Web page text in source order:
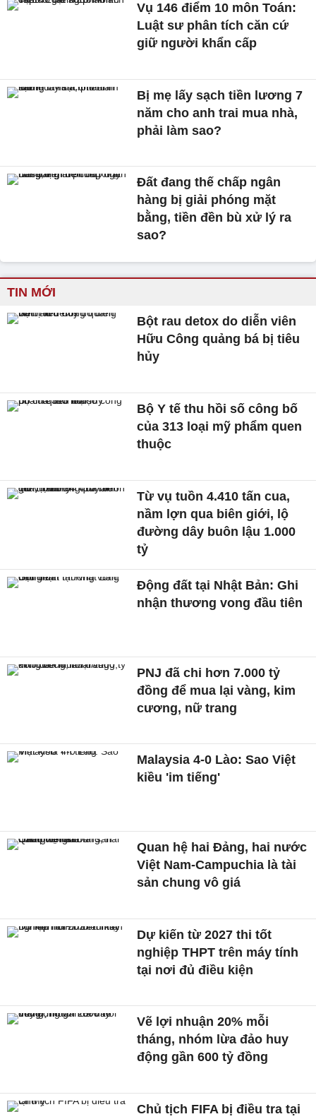
Vụ 146 điểm 10 môn Toán:
Luật sư phân tích căn cứ
giữ người khẩn cấp
Bị mẹ lấy sạch tiền lương 7
năm cho anh trai mua nhà,
phải làm sao?
Đất đang thế chấp ngân
hàng bị giải phóng mặt
bằng, tiền đền bù xử lý ra
sao?
TIN MỚI
Bột rau detox do diễn viên
Hữu Công quảng bá bị tiêu
hủy
Bộ Y tế thu hồi số công bố
của 313 loại mỹ phẩm quen
thuộc
Từ vụ tuồn 4.410 tấn cua,
nầm lợn qua biên giới, lộ
đường dây buôn lậu 1.000
tỷ
Động đất tại Nhật Bản: Ghi
nhận thương vong đầu tiên
PNJ đã chi hơn 7.000 tỷ
đồng để mua lại vàng, kim
cương, nữ trang
Malaysia 4-0 Lào: Sao Việt
kiều 'im tiếng'
Quan hệ hai Đảng, hai nước
Việt Nam-Campuchia là tài
sản chung vô giá ​
Dự kiến từ 2027 thi tốt
nghiệp THPT trên máy tính
tại nơi đủ điều kiện
Vẽ lợi nhuận 20% mỗi
tháng, nhóm lừa đảo huy
động gần 600 tỷ đồng
Chủ tịch FIFA bị điều tra tại